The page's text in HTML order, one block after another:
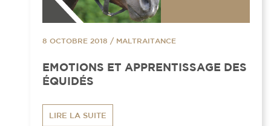
8 OCTOBRE 2018 / MALTRAITANCE
EMOTIONS ET APPRENTISSAGE DES
ÉQUIDÉS
LIRE LA SUITE